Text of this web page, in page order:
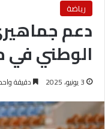
رياضة
دعم
الوطني
3 يونيو، 2025 دقيقة